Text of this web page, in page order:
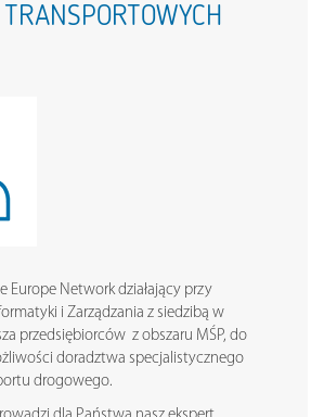
Europe Network działający przy
i Zarządzania z siedzibą w
przedsiębiorców z obszaru MŚP, do
doradztwa specjalistycznego
drogowego.